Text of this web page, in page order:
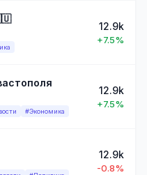
12.9k
+7.5%
#Экономика
12.9k
+7.5%
12.9k
-0.8%